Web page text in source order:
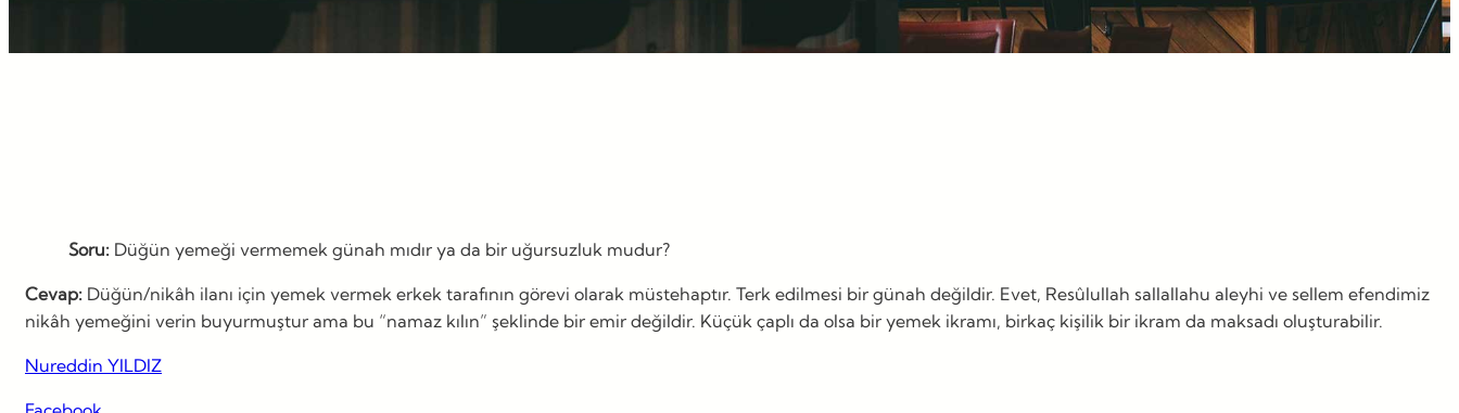
Soru: Düğün yemeği vermemek günah mıdır ya da bir uğursuzluk mudur?
Cevap: Düğün/nikâh ilanı için yemek vermek erkek tarafının görevi olarak müstehaptır. Terk edilmesi bir günah değildir. Evet, Resûlullah sallallahu aleyhi ve sellem efendimiz
nikâh yemeğini verin buyurmuştur ama bu “namaz kılın” şeklinde bir emir değildir. Küçük çaplı da olsa bir yemek ikramı, birkaç kişilik bir ikram da maksadı oluşturabilir.
Nureddin YILDIZ